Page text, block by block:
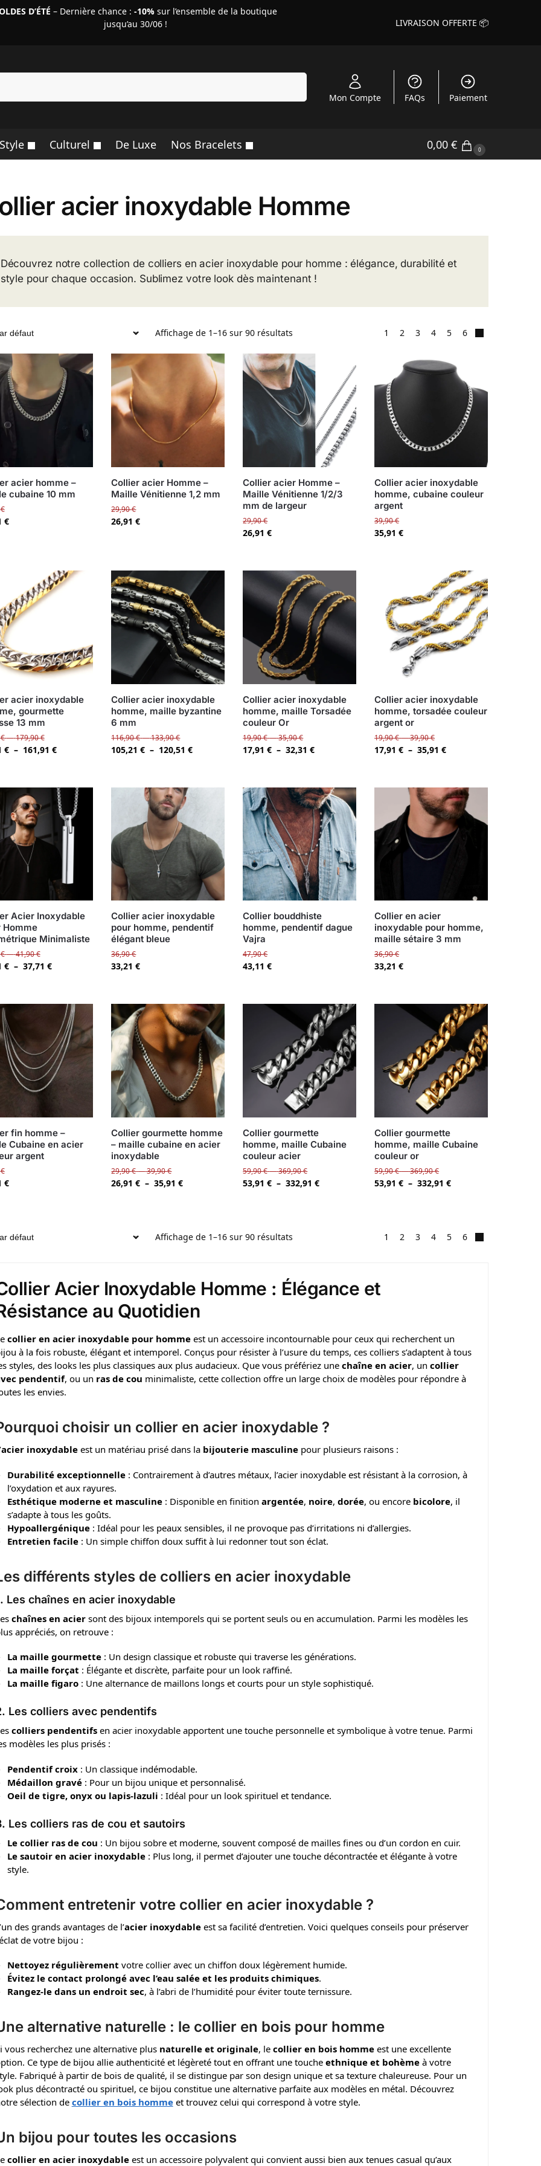
D’ÉTÉ – Dernière chance : -10%sur l’ensemble de la boutique
jusqu’au 30/06 !
LIVRAISON OFFERTE 📦
Mon Compte FAQs Paiement
Style Culturel De Luxe Nos Bracelets 0,00 € 0
acier inoxydable Homme
Découvrez notre collection de colliers en acier inoxydable pour homme : élégance, durabilité et
style pour chaque occasion. Sublimez votre look dès maintenant !
Affichage de 1–16 sur 90 résultats 1 2 3 4 5 6
acier homme –
cubaine 10 mm
€
€
Collier acier Homme –
Maille Vénitienne 1,2 mm
29,90€
26,91€
Collier acier Homme –
Maille Vénitienne 1/2/3
mm de largeur
29,90€
26,91€
Collier acier inoxydable
homme, cubaine couleur
argent
39,90€
35,91€
acier inoxydable
gourmette
13 mm
€–179,90€
€ – 161,91 €
Collier acier inoxydable
homme, maille byzantine
6 mm
116,90€–133,90€
105,21€ – 120,51€
Collier acier inoxydable
homme, maille Torsadée
couleur Or
19,90€–35,90€
17,91€ – 32,31€
Collier acier inoxydable
homme, torsadée couleur
argent or
19,90€–39,90€
17,91€ – 35,91€
Acier Inoxydable
Homme
Minimaliste
€–41,90€
€ – 37,71 €
Collier acier inoxydable
pour homme, pendentif
élégant bleue
36,90€
33,21€
Collier bouddhiste
homme, pendentif dague
Vajra
47,90€
43,11€
Collier en acier
inoxydable pour homme,
maille sétaire 3 mm
36,90€
33,21€
fin homme –
Cubaine en acier
argent
€
€
Collier gourmette homme
– maille cubaine en acier
inoxydable
29,90€–39,90€
26,91€ – 35,91€
Collier gourmette
homme, maille Cubaine
couleur acier
59,90€–369,90€
53,91€ – 332,91€
Collier gourmette
homme, maille Cubaine
couleur or
59,90€–369,90€
53,91€ – 332,91€
Affichage de 1–16 sur 90 résultats 1 2 3 4 5 6
Acier Inoxydable Homme : Élégance et
au Quotidien
collier en acier inoxydable pour hommeest un accessoire incontournable pour ceux qui recherchent un
à la fois robuste, élégant et intemporel. Conçus pour résister à l’usure du temps, ces colliers s’adaptent à tous
styles, des looks les plus classiques aux plus audacieux. Que vous préfériez une chaîne en acier, un collier
pendentif, ou un ras de cou minimaliste, cette collection offre un large choix de modèles pour répondre à
les envies.
choisir un collier en acier inoxydable ?
acier inoxydableest un matériau prisé dans la bijouterie masculinepour plusieurs raisons :
Durabilité exceptionnelle: Contrairement à d’autres métaux, l’acier inoxydable est résistant à la corrosion, à
l’oxydation et aux rayures.
Esthétique moderne et masculine: Disponible en finition argentée, noire, dorée, ou encore bicolore, il
s’adapte à tous les goûts.
Hypoallergénique: Idéal pour les peaux sensibles, il ne provoque pas d’irritations ni d’allergies.
Entretien facile: Un simple chiffon doux suffit à lui redonner tout son éclat.
différents styles de colliers en acier inoxydable
Les chaînes en acier inoxydable
chaînes en aciersont des bijoux intemporels qui se portent seuls ou en accumulation. Parmi les modèles les
appréciés, on retrouve :
La maille gourmette: Un design classique et robuste qui traverse les générations.
La maille forçat : Élégante et discrète, parfaite pour un look raffiné.
La maille figaro: Une alternance de maillons longs et courts pour un style sophistiqué.
Les colliers avec pendentifs
colliers pendentifsen acier inoxydable apportent une touche personnelle et symbolique à votre tenue. Parmi
modèles les plus prisés :
Pendentif croix: Un classique indémodable.
Médaillon gravé: Pour un bijou unique et personnalisé.
Oeil de tigre, onyx ou lapis-lazuli : Idéal pour un look spirituel et tendance.
Les colliers ras de cou et sautoirs
Le collier ras de cou : Un bijou sobre et moderne, souvent composé de mailles fines ou d’un cordon en cuir.
Le sautoir en acier inoxydable: Plus long, il permet d’ajouter une touche décontractée et élégante à votre
style.
entretenir votre collier en acier inoxydable ?
des grands avantages de l’acier inoxydableest sa facilité d’entretien. Voici quelques conseils pour préserver
de votre bijou :
Nettoyez régulièrement votre collier avec un chiffon doux légèrement humide.
Évitez le contact prolongé avec l’eau salée et les produits chimiques.
Rangez-le dans un endroit sec, à l’abri de l’humidité pour éviter toute ternissure.
alternative naturelle : le collier en bois pour homme
vous recherchez une alternative plus naturelle et originale, le collier en bois hommeest une excellente
Ce type de bijou allie authenticité et légèreté tout en offrant une touche ethnique et bohèmeà votre
Fabriqué à partir de bois de qualité, il se distingue par son design unique et sa texture chaleureuse. Pour un
plus décontracté ou spirituel, ce bijou constitue une alternative parfaite aux modèles en métal. Découvrez
sélection de collier en bois hommeet trouvez celui qui correspond à votre style.
bijou pour toutes les occasions
collier en acier inoxydableest un accessoire polyvalent qui convient aussi bien aux tenues casual qu’aux